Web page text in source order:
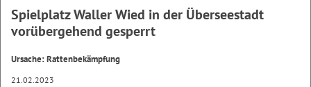
Spielplatz Waller Wied in der Überseestadt
vorübergehend gesperrt
Ursache: Rattenbekämpfung
21.02.2023